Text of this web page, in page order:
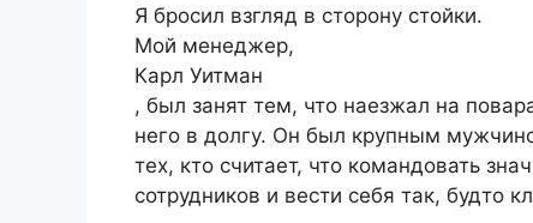
Я бросил взгляд в сторону стойки.
Мой менеджер,
Карл Уитман
, был занят тем, что наезжал на
него в долгу. Он был крупным
тех, кто считает, что командовать
сотрудников и вести себя так, будто